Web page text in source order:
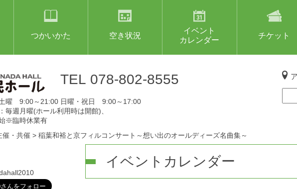
つかいかた 空き状況
イベント
カレンダー
チケット
TEL 078-802-8555
曜 9:00～21:00 日曜・祝日 9:00～17:00
毎週月曜(ホール利用時は開館)、
※臨時休業有
催・共催 > 稲葉和裕と京フィルコンサート～想い出のオールディーズ名曲集～
イベントカレンダー